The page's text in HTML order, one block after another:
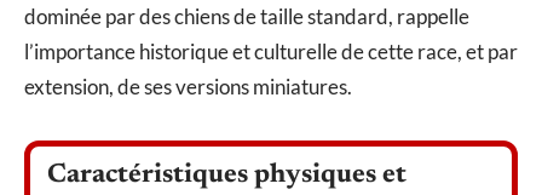
dominée par des chiens de taille standard, rappelle
l’importance historique et culturelle de cette race, et par
extension, de ses versions miniatures.
Caractéristiques physiques et